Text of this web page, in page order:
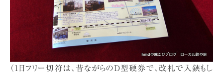
（1日フリー切符は、昔ながらのD型硬券で、改札で入鋏もし